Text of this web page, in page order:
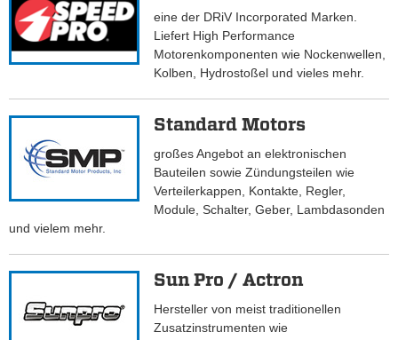
eine der DRiV Incorporated Marken.
Liefert High Performance
Motorenkomponenten wie Nockenwellen,
Kolben, Hydrostoßel und vieles mehr.
Standard Motors
großes Angebot an elektronischen
Bauteilen sowie Zündungsteilen wie
Verteilerkappen, Kontakte, Regler,
Module, Schalter, Geber, Lambdasonden
und vielem mehr.
Sun Pro / Actron
Hersteller von meist traditionellen
Zusatzinstrumenten wie